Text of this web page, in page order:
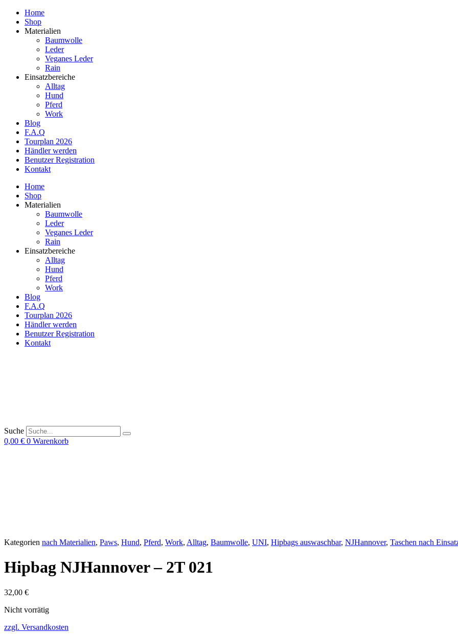
Home
Shop
Materialien
Baumwolle
Leder
Veganes Leder
Rain
Einsatzbereiche
Alltag
Hund
Pferd
Work
Blog
F.A.Q
Tourplan 2026
Händler werden
Benutzer Registration
Kontakt
Home
Shop
Materialien
Baumwolle
Leder
Veganes Leder
Rain
Einsatzbereiche
Alltag
Hund
Pferd
Work
Blog
F.A.Q
Tourplan 2026
Händler werden
Benutzer Registration
Kontakt
Suche
0,00 € 0 Warenkorb
Kategorien nach Materialien, Paws, Hund, Pferd, Work, Alltag, Baumwolle, UNI, Hipbags auswaschbar, NJHannover, Taschen nach
Hipbag NJHannover – 2T 021
32,00 €
Nicht vorrätig
zzgl. Versandkosten